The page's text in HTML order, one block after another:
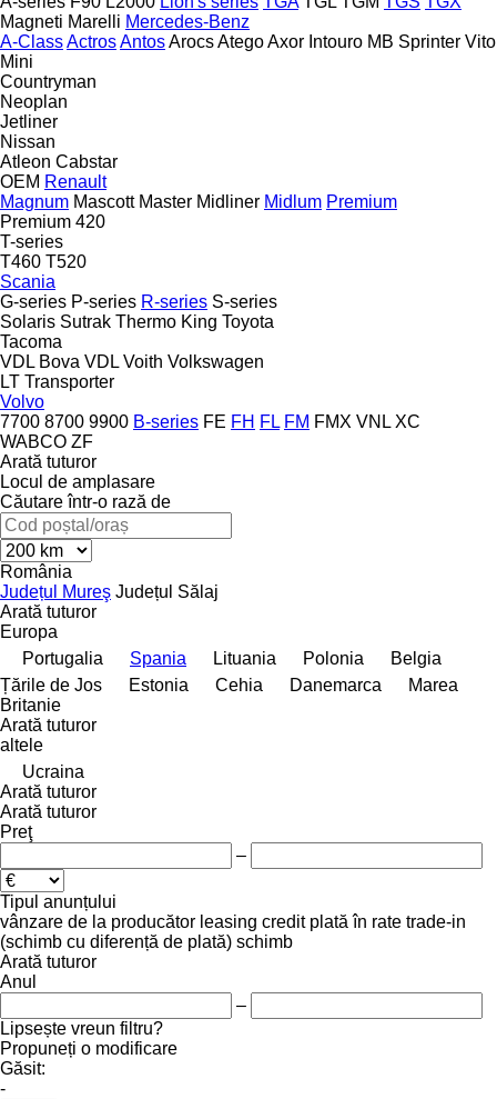
Magneti Marelli Mercedes-Benz
A-ClassActrosAntosArocsAtegoAxor Intouro MB Sprinter Vito
Mini
Countryman
Neoplan
Jetliner
Nissan
Atleon Cabstar
OEM Renault
Magnum Mascott Master Midliner Midlum Premium
Premium 420
T-series
T460 T520
Scania
G-series P-series R-series S-series
Solaris Sutrak Thermo King Toyota
Tacoma
VDL Bova VDL Voith Volkswagen
LT Transporter
Volvo
7700 8700 9900 B-series FE FH FL FM FMX VNL XC
WABCO ZF
Arată tuturor
Locul de amplasare
Căutare într-o rază de
România
Județul Mureş Județul Sălaj
Arată tuturor
Europa
Portugalia
Spania Lituania Polonia
Belgia
Țările de Jos
Estonia Cehia Danemarca
Marea
Britanie
Arată tuturor
altele
Ucraina
Arată tuturor
Arată tuturor
Preţ
–
Tipul anunțului
vânzare de la producător leasing credit plată în rate trade-in
(schimb cu diferență de plată) schimb
Arată tuturor
Anul
–
Lipsește vreun filtru?
Propuneți o modificare
Găsit:
-